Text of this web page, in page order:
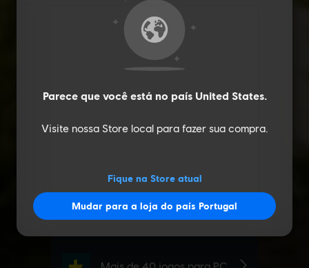
Parece que você está no país United States.
Visite nossa Store local para fazer sua compra.
Fique na Store atual
Mudar para a loja do país Portugal